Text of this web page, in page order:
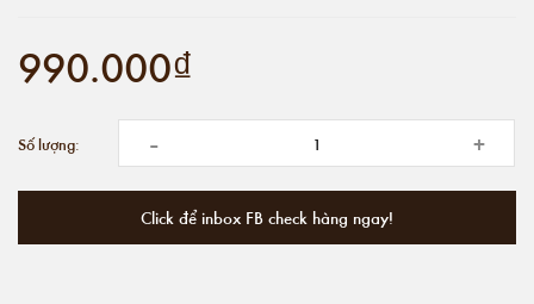
990.000₫
Số lượng: - +
Click để inbox FB check hàng ngay!